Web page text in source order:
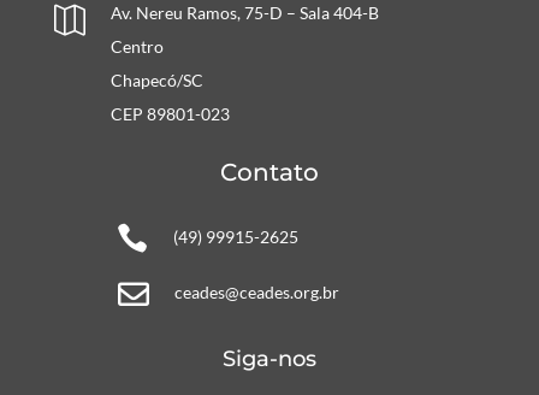

Av. Nereu Ramos, 75-D – Sala 404-B
Centro
Chapecó/SC
CEP 89801-023
Contato
 (49) 99915-2625
 ceades@ceades.org.br
Siga-nos